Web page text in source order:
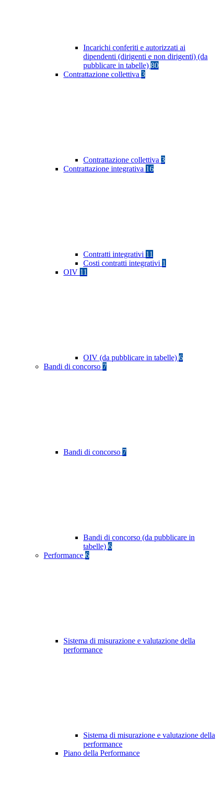
Incarichi conferiti e autorizzati ai
dipendenti (dirigenti e non dirigenti) (da
pubblicare in tabelle) 80
Contrattazione collettiva 3
Contrattazione collettiva 3
Contrattazione integrativa 16
Contratti integrativi 11
Costi contratti integrativi 1
OIV 11
OIV (da pubblicare in tabelle) 6
Bandi di concorso 7
Bandi di concorso 7
Bandi di concorso (da pubblicare in
tabelle) 6
Performance 6
Sistema di misurazione e valutazione della
performance
Sistema di misurazione e valutazione della
performance
Piano della Performance